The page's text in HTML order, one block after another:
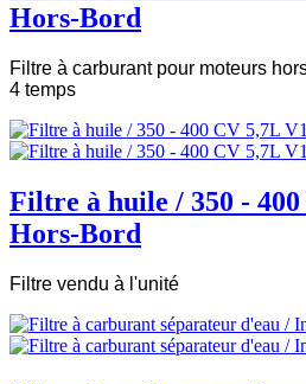
Hors-Bord
Filtre à carburant pour moteurs
4 temps
Filtre à huile / 350 -
Hors-Bord
Filtre vendu à l'unité